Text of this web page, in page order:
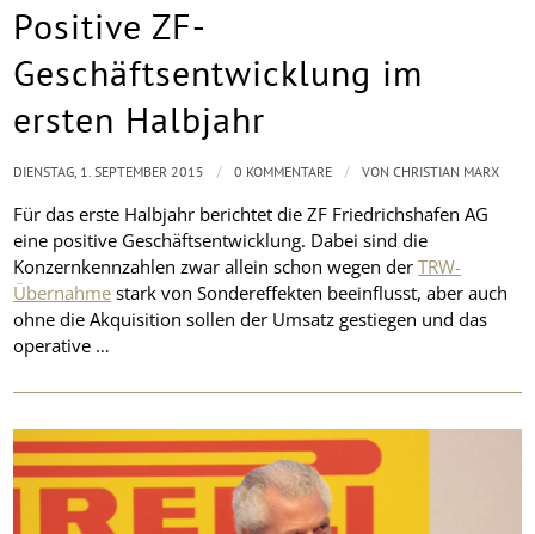
Positive ZF-
Geschäftsentwicklung im
ersten Halbjahr
Für das erste Halbjahr berichtet die ZF Friedrichshafen AG
eine positive Geschäftsentwicklung. Dabei sind die
Konzernkennzahlen zwar allein schon wegen derTRW-
Übernahme stark von Sondereffekten beeinflusst, aber auch
ohne die Akquisition sollen der Umsatz gestiegen und das
operative …
DIENSTAG, 1. SEPTEMBER 2015 / 0 KOMMENTARE / VONCHRISTIAN MARX